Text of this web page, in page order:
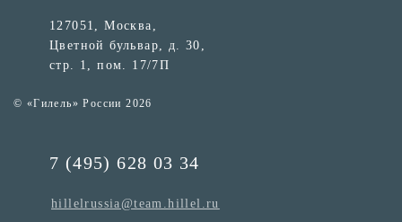
127051, Москва,
Цветной бульвар, д. 30,
стр. 1, пом. 17/7П
© «Гилель» России 2026
7 (495) 628 03 34
hillelrussia@team.hillel.ru